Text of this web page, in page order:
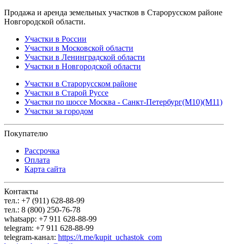
Продажа и аренда земельных участков в Старорусском районе
Новгородской области.
Участки в России
Участки в Московской области
Участки в Ленинградской области
Участки в Новгородской области
Участки в Старорусском районе
Участки в Старой Руссе
Участки по шоссе Москва - Санкт-Петербург(М10)(М11)
Участки за городом
Покупателю
Рассрочка
Оплата
Карта сайта
Контакты
тел.: +7 (911) 628-88-99
тел.: 8 (800) 250-76-78
whatsapp: +7 911 628-88-99
telegram: +7 911 628-88-99
telegram-канал: https://t.me/kupit_uchastok_com